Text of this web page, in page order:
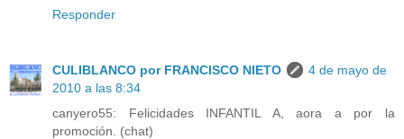
Responder
CULIBLANCO por FRANCISCO NIETO
4 de mayo de
2010 a las 8:34
canyero55: Felicidades INFANTIL A, aora a por la
promoción. (chat)